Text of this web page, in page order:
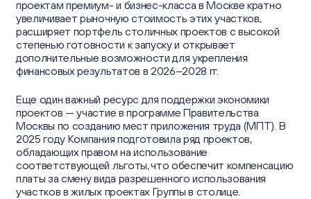
проектам премиум- и бизнес-класса в Москве кратно
увеличивает рыночную стоимость этих участков,
расширяет портфель столичных проектов с высокой
степенью готовности к запуску и открывает
дополнительные возможности для укрепления
финансовых результатов в 2026–2028 гг.
Еще один важный ресурс для поддержки экономики
проектов — участие в программе Правительства
Москвы по созданию мест приложения труда (МПТ). В
2025 году Компания подготовила ряд проектов,
обладающих правом на использование
соответствующей льготы, что обеспечит компенсацию
платы за смену вида разрешенного использования
участков в жилых проектах Группы в столице.